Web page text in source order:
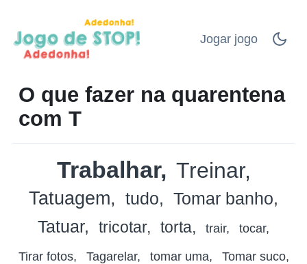
Jogar jogo
O que fazer na quarentena
com T
Trabalhar Treinar
Tatuagem tudo
Tomar banho
Tatuar
tricotar torta trair tocar
Tirar fotos Tagarelar tomar uma Tomar suco